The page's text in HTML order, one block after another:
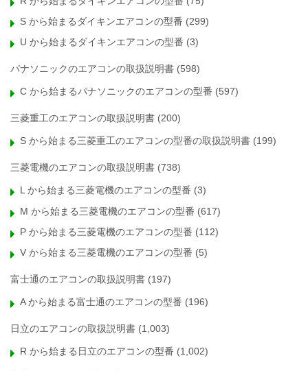
S から始まるダイキンエアコンの型番 (299)
U から始まるダイキンエアコンの型番 (3)
パナソニックのエアコンの取扱説明書 (598)
C から始まるパナソニックのエアコンの型番 (597)
三菱重工のエアコンの取扱説明書 (200)
S から始まる三菱重工のエアコンの型番の取扱説明書 (199)
三菱電機のエアコンの取扱説明書 (738)
L から始まる三菱電機のエアコンの型番 (3)
M から始まる三菱電機のエアコンの型番 (617)
P から始まる三菱電機のエアコンの型番 (112)
V から始まる三菱電機のエアコンの型番 (5)
富士通のエアコンの取扱説明書 (197)
A から始まる富士通のエアコンの型番 (196)
日立のエアコンの取扱説明書 (1,003)
R から始まる日立のエアコンの型番 (1,002)